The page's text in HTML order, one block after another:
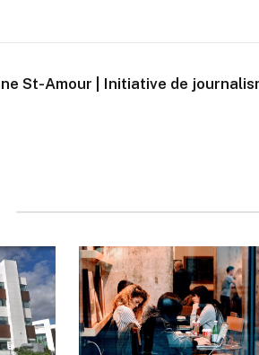
St-Amour | Initiative de